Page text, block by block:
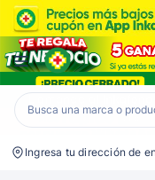
Inkafarma
Ingresa tu dirección de